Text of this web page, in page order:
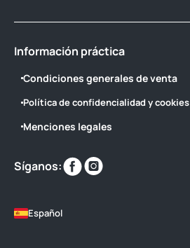
Información práctica
Condiciones generales de venta
Política de confidencialidad y cookies
Menciones legales
Síganos:
Encuéntranos
en
Español